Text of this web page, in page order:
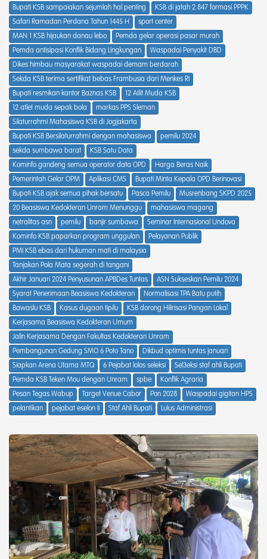
Bupati KSB sampaiakan sejumlah hal penting
KSB di jatah 2.847 formasi PPPK
Safari Ramadan Perdana Tahun 1445 H
sport center
MAN 1 KSB hijaukan danau lebo
Pemda gelar operasi pasar murah
Pemda antisipasi Konflik Bidang Lingkungan
Waspadai Penyakit DBD
Dikes himbau masyarakat waspadai demam berdarah
Sekda KSB terima sertifikat bebas Frambusia dari Menkes RI
Bupati resmikan kantor Baznas KSB
12 Atlit Muda KSB
12 atlet muda sepak bola
markas PPS Sleman
Silaturrahmi Mahasiswa KSB di Jogjakarta
Bupati KSB Bersilaturrahmi dengan mahasiswa
pemilu 2024
sekda sumbawa barat
KSB Satu Data
Kominfo gandeng semua operator data OPD
Harga Beras Naik
Pemerintah Gelar OPM
Aplikasi CMS
Bupati Minta Kepala OPD Berinovasi
Bupati KSB ajak semua pihak bersatu
Pasca Pemilu
Musrenbang SKPD 2025
20 Beasiswa Kedokteran Unram Menunggu
mahasiswa magang
netralitas asn
pemilu banjir sumbawa
Seminar Internasional Undova
Kominfo KSB paparkan program unggulan
Pelayanan Publik
PMI KSB ebas dari hukuman mati di malaysia
Tanjakan Pola Mata segerah di tangani
Akhir Januari 2024 Penyusunan APBDes Tuntas
ASN Sukseskan Pemilu 2024
Syarat Penerimaan Beasiswa Kedokteran
Normalisasi TPA Batu putih
Bawaslu KSB
Kasus dugaan tipilu
KSB dorong Hilirisasi Pangan Lokal
Kerjasama Beasiswa Kedokteran Umum
Jalin Kerjasama Dengan Fakultas Kedokteran Unram
Pembangunan Gedung SMO 6 Poto Tano
Dikbud optimis tuntas januari
Siapkan Arena Utama MTQ
6 Pejabat lolos seleksi
Sel3eksi staf ahli Bupati
Pemda KSB Teken Mou dengan Unram
spbe
Konflik Agraria
Pesan Tegas Wabup
Target Venue Cabor Pon 2028
Waspadai gigitan HPS
pelantikan
pejabat eselon II Staf Ahli Bupati Lulus Administrasi